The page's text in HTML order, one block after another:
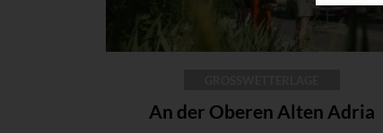
An der Oberen Alten Adria